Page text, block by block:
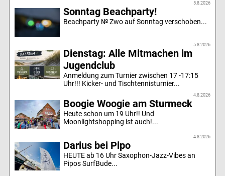
5.8.2026
Sonntag Beachparty!
Beachparty № Zwo auf Sonntag verschoben...
5.8.2026
Dienstag: Alle Mitmachen im
Jugendclub
Anmeldung zum Turnier zwischen 17 -17:15
Uhr!!! Kicker- und Tischtennisturnier...
4.8.2026
Boogie Woogie am Sturmeck
Heute schon um 19 Uhr!! Und
Moonlightshopping ist auch!...
4.8.2026
Darius bei Pipo
HEUTE ab 16 Uhr Saxophon-Jazz-Vibes an
Pipos SurfBude...